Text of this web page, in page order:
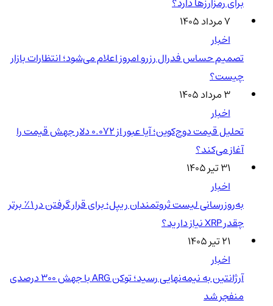
۷ مرداد ۱۴۰۵
اخبار
تصمیم حساس فدرال رزرو امروز اعلام می‌شود؛ انتظارات بازار
چیست؟
۳ مرداد ۱۴۰۵
اخبار
تحلیل قیمت دوج‌کوین؛ آیا عبور از ۰.۰۷۲ دلار جهش قیمت را
آغاز می‌کند؟
۳۱ تیر ۱۴۰۵
اخبار
به‌روزرسانی لیست ثروتمندان ریپل؛ برای قرار گرفتن در ۱٪ برتر
چقدر XRP نیاز دارید؟
۲۱ تیر ۱۴۰۵
اخبار
آرژانتین به نیمه‌نهایی رسید؛ توکن ARG با جهش ۳۰۰ درصدی
منفجر شد